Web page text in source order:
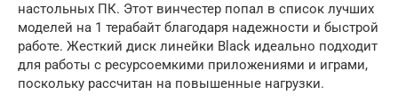
настольных ПК. Этот винчестер попал в список лучших
моделей на 1 терабайт благодаря надежности и быстрой
работе. Жесткий диск линейки Black идеально подходит
для работы с ресурсоемкими приложениями и играми,
поскольку рассчитан на повышенные нагрузки.